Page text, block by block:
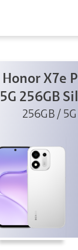
Honor X7e
5G 256GB
256GB / 5G